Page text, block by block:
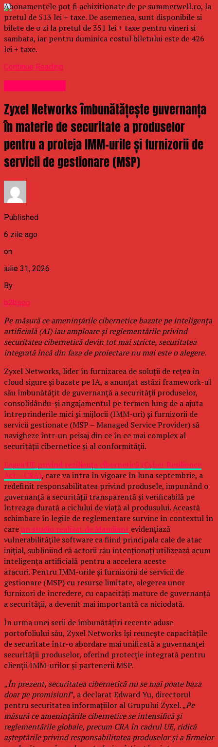
Abonamentele pot fi achizitionate de pe summerwell.ro, la
pretul de 513 lei + taxe. De asemenea, sunt disponibile si
bilete de o zi la pretul de 351 lei + taxe pentru vineri si
sambata, iar pentru duminica costul biletului este de 426
lei + taxe.
Continue Reading
Zyxel Networks îmbunătățește guvernanța
în materie de securitate a produselor
pentru a proteja IMM-urile și furnizorii de
servicii de gestionare (MSP)
Published
6 zile ago
on
iulie 31, 2026
By
b2bseo
Pe măsură ce amenințările cibernetice bazate pe inteligența
artificială (AI) iau amploare și reglementările privind
securitatea cibernetică devin tot mai stricte, securitatea
integrată încă din faza de proiectare nu mai este o alegere.
Zyxel Networks, lider în furnizarea de soluții de rețea în
cloud sigure și bazate pe IA, a anunțat astăzi framework-ul
său îmbunătățit de guvernanță a securității produselor,
consolidându-și angajamentul pe termen lung de a ajuta
întreprinderile mici și mijlocii (IMM-uri) și furnizorii de
servicii gestionate (MSP – Managed Service Provider) să
navigheze într-un peisaj din ce în ce mai complex al
securității cibernetice și al conformității.
Legea UE privind reziliența cibernetică (Cyber Resilience
Act – CRA), care va intra în vigoare în luna septembrie, a
redefinit responsabilitatea privind produsele, impunând o
guvernanță a securității transparentă și verificabilă pe
întreaga durată a ciclului de viață al produsului. Această
schimbare în legile de reglementare survine în contextul în
careun studiu realizat de Mandiant evidențiază
vulnerabilitățile software ca fiind principala cale de atac
inițial, subliniind că actorii rău intenționați utilizează acum
inteligența artificială pentru a accelera aceste
atacuri. Pentru IMM-urile și furnizorii de servicii de
gestionare (MSP) cu resurse limitate, alegerea unor
furnizori de încredere, cu capacități mature de guvernanță
a securității, a devenit mai importantă ca niciodată.
În urma unei serii de îmbunătățiri recente aduse
portofoliului său, Zyxel Networks își reunește capacitățile
de securitate într-o abordare mai unificată a guvernanței
securității produselor, oferind protecție integrată pentru
clienții IMM-urilor și partenerii MSP.
„În prezent, securitatea cibernetică nu se mai poate baza
doar pe promisiuni”, a declarat Edward Yu, directorul
pentru securitatea informațiilor al Grupului Zyxel. „Pe
măsură ce amenințările cibernetice se intensifică și
reglementările globale, precum CRA în cadrul UE, ridică
așteptările privind responsabilitatea produselor și a firmelor